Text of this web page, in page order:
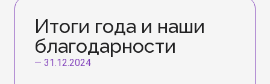
Итоги года и наши
благодарности
— 31.12.2024